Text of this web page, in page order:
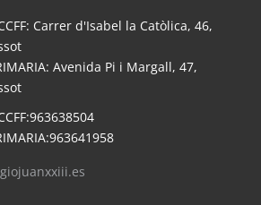
Carrer d'Isabel la Catòlica, 46,
Avenida Pi i Margall, 47,